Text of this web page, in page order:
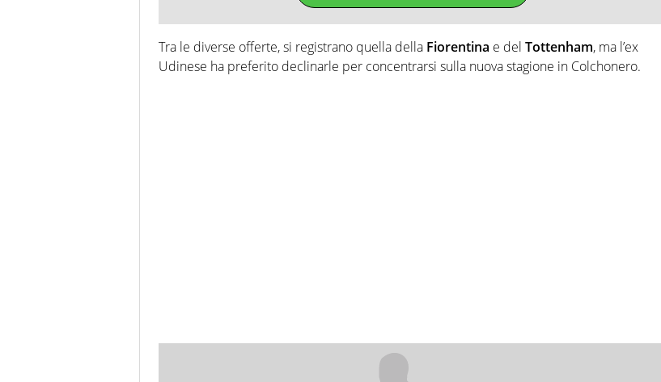
Tra le diverse offerte, si registrano quella della Fiorentina e del Tottenham, ma l’ex
Udinese ha preferito declinarle per concentrarsi sulla nuova stagione in Colchonero.